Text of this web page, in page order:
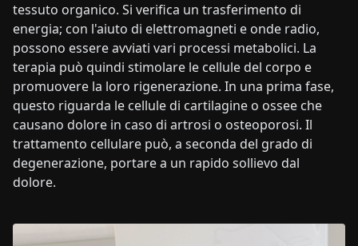
tessuto organico. Si verifica un trasferimento di
energia; con l'aiuto di elettromagneti e onde radio,
possono essere avviati vari processi metabolici. La
terapia può quindi stimolare le cellule del corpo e
promuovere la loro rigenerazione. In una prima fase,
questo riguarda le cellule di cartilagine o ossee che
causano dolore in caso di artrosi o osteoporosi. Il
trattamento cellulare può, a seconda del grado di
degenerazione, portare a un rapido sollievo dal
dolore.